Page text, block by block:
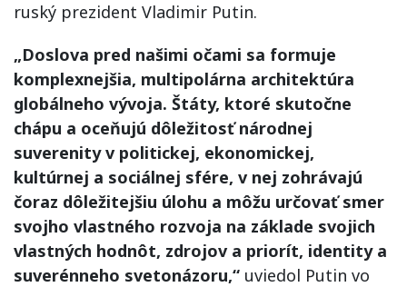
ruský prezident Vladimir Putin.
„Doslova pred našimi očami sa formuje
komplexnejšia, multipolárna architektúra
globálneho vývoja. Štáty, ktoré skutočne
chápu a oceňujú dôležitosť národnej
suverenity v politickej, ekonomickej,
kultúrnej a sociálnej sfére, v nej zohrávajú
čoraz dôležitejšiu úlohu a môžu určovať smer
svojho vlastného rozvoja na základe svojich
vlastných hodnôt, zdrojov a priorít, identity a
suverénneho svetonázoru,“ uviedol Putin vo